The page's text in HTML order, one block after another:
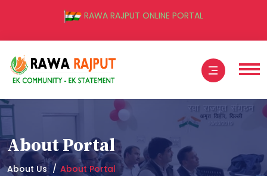
RAWA RAJPUT ONLINE PORTAL
About Portal
About Us About Portal